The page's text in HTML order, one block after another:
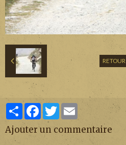
RETOUR
PartagerFacebook
Twitter Email
Ajouter un commentaire